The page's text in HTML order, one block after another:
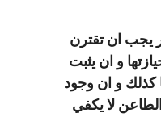
يجب ان تقترن
و ان يثبت
كذلك و ان وجود
لا يكفي